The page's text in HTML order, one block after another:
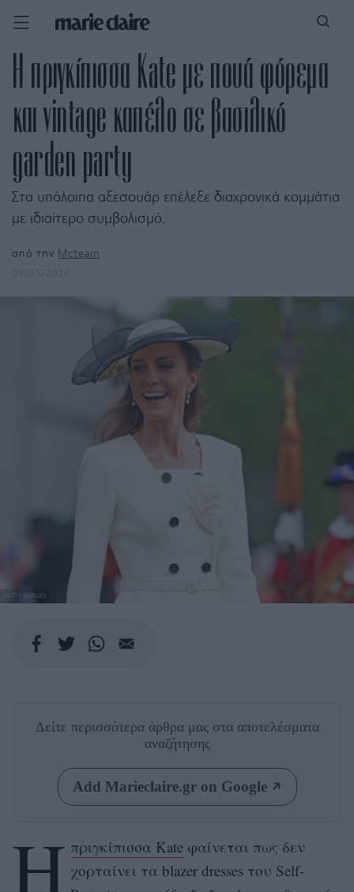
Η πριγκίπισσα Κate με πουά φόρεμα
και vintage καπέλο σε βασιλικό
garden party
Στα υπόλοιπα αξεσουάρ επέλεξε διαχρονικά κομμάτια
με ιδιαίτερο συμβολισμό.
από την Mcteam
GETTY IMAGES
Δείτε περισσότερα άρθρα μας στα αποτελέσματα
αναζήτησης
Add Marieclaire.gr on Google
Η πριγκίπισσα Κateφαίνεται πως δεν
χορταίνει τα blazer dresses του Self-